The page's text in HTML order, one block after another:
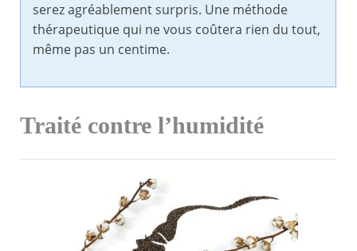
serez agréablement surpris. Une méthode
thérapeutique qui ne vous coûtera rien du tout,
même pas un centime.
Traité contre l’humidité